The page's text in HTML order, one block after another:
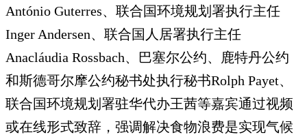
António Guterres、联合国环境规划署执行主任
Inger Andersen、联合国人居署执行主任
Anacláudia Rossbach、巴塞尔公约、鹿特丹公约
和斯德哥尔摩公约秘书处执行秘书Rolph Payet、
联合国环境规划署驻华代办王茜等嘉宾通过视频
或在线形式致辞，强调解决食物浪费是实现气候